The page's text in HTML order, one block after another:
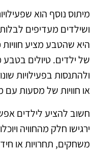
מיתוס נוסף הוא
ושילדים מעדיפים
היא שהטבע מציע
של ילדים. טיולים
ולהתנסות בפעילויות
או חוויות של מסעות
חשוב להציע לילדים
ירגישו חלק מהחוויה
משחקים, תחרויות או